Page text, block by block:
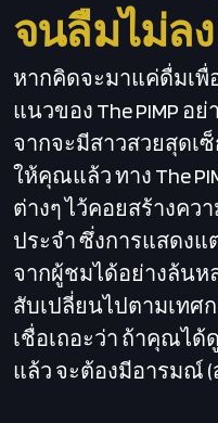
จนลืมไม่ลง
หากคิดจะมาแค่ดื่มเพื่
แนวของ The PIMP อ
จากจะมีสาวสวยสุดเ
ให้คุณแล้ว ทาง The
ต่างๆ ไว้คอยสร้างค
ประจำ ซึ่งการแสดงแ
จากผู้ชมได้อย่างล้นห
สับเปลี่ยนไปตามเทศ
เชื่อเถอะว่า ถ้าคุณได้
แล้ว จะต้องมีอารมณ์